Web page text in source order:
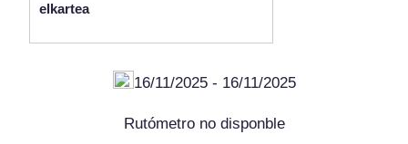
elkartea
16/11/2025 - 16/11/2025
Rutómetro no disponble